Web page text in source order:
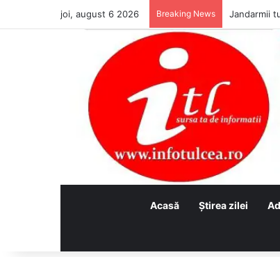
joi, august 6 2026 Breaking News Jandarmii
Acasă Ştirea zilei